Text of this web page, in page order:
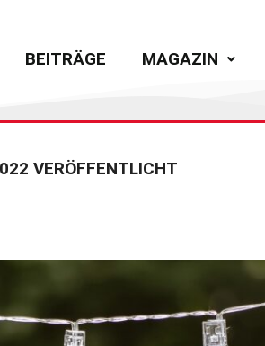
BEITRÄGE MAGAZIN
VERÖFFENTLICHT